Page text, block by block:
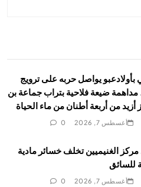
بأولادعبو يواصل حربه على ترويج
ضيعة فلاحية بتراب جماعة بن
من أربعة أطنان من ماء الحياة
أغسطس 7, 2026 0
الغنيميين تخلف خسائر مادية
للسائق
أغسطس 7, 2026 0